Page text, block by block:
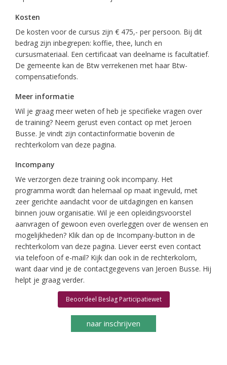
Kosten
De kosten voor de cursus zijn € 475,- per persoon. Bij dit
bedrag zijn inbegrepen: koffie, thee, lunch en
cursusmateriaal. Een certificaat van deelname is facultatief.
De gemeente kan de Btw verrekenen met haar Btw-
compensatiefonds.
Meer informatie
Wil je graag meer weten of heb je specifieke vragen over
de training? Neem gerust even contact op met Jeroen
Busse. Je vindt zijn contactinformatie bovenin de
rechterkolom van deze pagina.
Incompany
We verzorgen deze training ook incompany. Het
programma wordt dan helemaal op maat ingevuld, met
zeer gerichte aandacht voor de uitdagingen en kansen
binnen jouw organisatie. Wil je een opleidingsvoorstel
aanvragen of gewoon even overleggen over de wensen en
mogelijkheden? Klik dan op de Incompany-button in de
rechterkolom van deze pagina. Liever eerst even contact
via telefoon of e-mail? Kijk dan ook in de rechterkolom,
want daar vind je de contactgegevens van Jeroen Busse. Hij
helpt je graag verder.
Beoordeel Beslag Participatiewet
naar inschrijven